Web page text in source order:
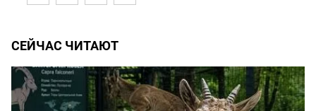
СЕЙЧАС ЧИТАЮТ